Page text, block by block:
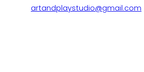
artandplaystudio@gmail.com